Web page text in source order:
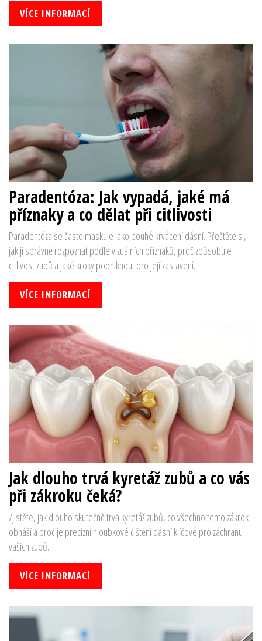
VÍCE INFORMACÍ
Paradentóza: Jak vypadá, jaké má
příznaky a co dělat při citlivosti
Paradentóza se často maskuje jako pouhé krvácení dásní. Přečtěte si,
jak ji správně rozpoznat podle vizuálních příznaků, proč způsobuje
citlivost zubů a jaké kroky podniknout pro její zastavení.
VÍCE INFORMACÍ
Jak dlouho trvá kyretáž zubů a co vás
při zákroku čeká?
Zjistěte, jak dlouho skutečně trvá kyretáž zubů, co všechno tento zákrok
obnáší a proč je precizní hloubkové čištění dásní klíčové pro záchranu
vašich zubů.
VÍCE INFORMACÍ